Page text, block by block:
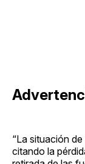
“La situación
citando la